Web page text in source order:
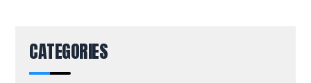
CATEGORIES